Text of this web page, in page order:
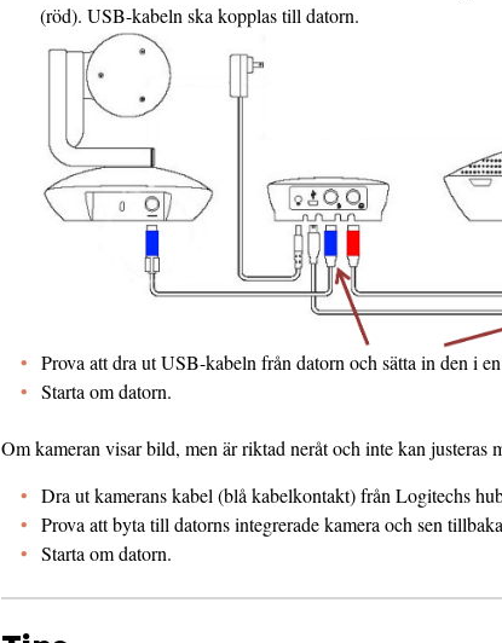
(röd). USB-kabeln ska kopplas till datorn.
Prova att dra ut USB-kabeln från datorn och sätta in den i
Starta om datorn.
Om kameran visar bild, men är riktad neråt och inte kan
Dra ut kamerans kabel (blå kabelkontakt) från Logitechs
Prova att byta till datorns integrerade kamera och sen
Starta om datorn.